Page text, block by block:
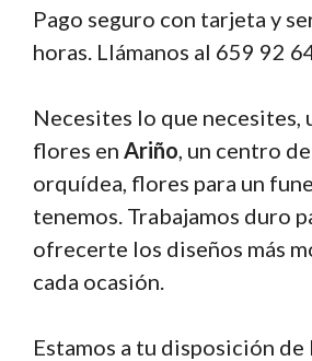
Pago seguro con tarjeta y
horas. Llámanos al 659 92
Necesites lo que necesites,
flores en Ariño, un centro
orquídea, flores para un
tenemos. Trabajamos duro
ofrecerte los diseños más
cada ocasión.
Estamos a tu disposición de